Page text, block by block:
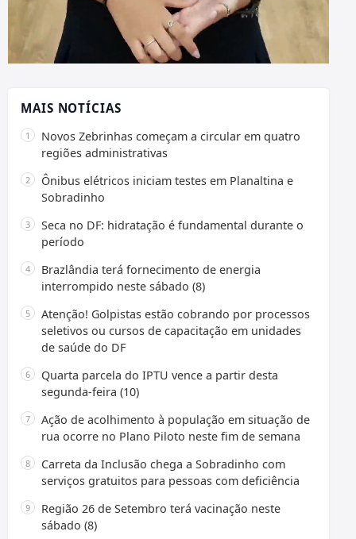
MAIS NOTÍCIAS
Novos Zebrinhas começam a circular em quatro
regiões administrativas
Ônibus elétricos iniciam testes em Planaltina e
Sobradinho
Seca no DF: hidratação é fundamental durante o
período
Brazlândia terá fornecimento de energia
interrompido neste sábado (8)
Atenção! Golpistas estão cobrando por processos
seletivos ou cursos de capacitação em unidades
de saúde do DF
Quarta parcela do IPTU vence a partir desta
segunda-feira (10)
Ação de acolhimento à população em situação de
rua ocorre no Plano Piloto neste fim de semana
Carreta da Inclusão chega a Sobradinho com
serviços gratuitos para pessoas com deficiência
Região 26 de Setembro terá vacinação neste
sábado (8)